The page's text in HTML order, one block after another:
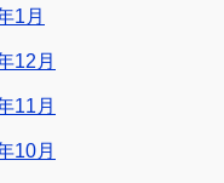
1月
12月
11月
10月